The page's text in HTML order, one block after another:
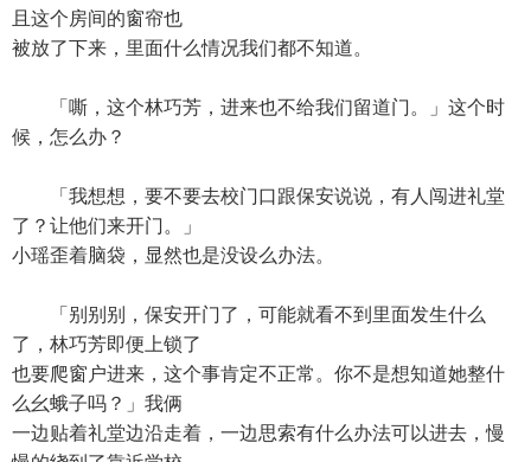
且这个房间的窗帘也
被放了下来，里面什么情况我们都不知道。
「嘶，这个林巧芳，进来也不给我们留道门。」这个时
候，怎么办？
「我想想，要不要去校门口跟保安说说，有人闯进礼堂
了？让他们来开门。」
小瑶歪着脑袋，显然也是没设么办法。
「别别别，保安开门了，可能就看不到里面发生什么
了，林巧芳即便上锁了
也要爬窗户进来，这个事肯定不正常。你不是想知道她整什
么幺蛾子吗？」我俩
一边贴着礼堂边沿走着，一边思索有什么办法可以进去，慢